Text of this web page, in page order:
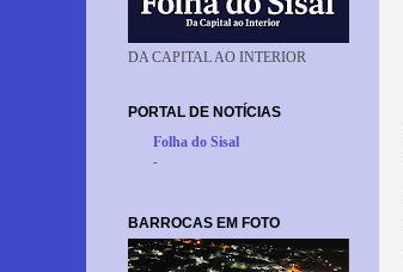
DA CAPITAL AO INTERIOR
PORTAL DE NOTÍCIAS
Folha do Sisal
-
BARROCAS EM FOTO